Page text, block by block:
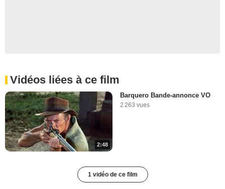
Vidéos liées à ce film
2:48
Barquero Bande-annonce VO
2 263 vues
1 vidéo de ce film